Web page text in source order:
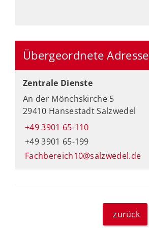
Übergeordnete Adresse
Zentrale Dienste
An der Mönchskirche 5
29410 Hansestadt Salzwedel
+49 3901 65-110
+49 3901 65-199
Fachbereich10@salzwedel.de
zurück